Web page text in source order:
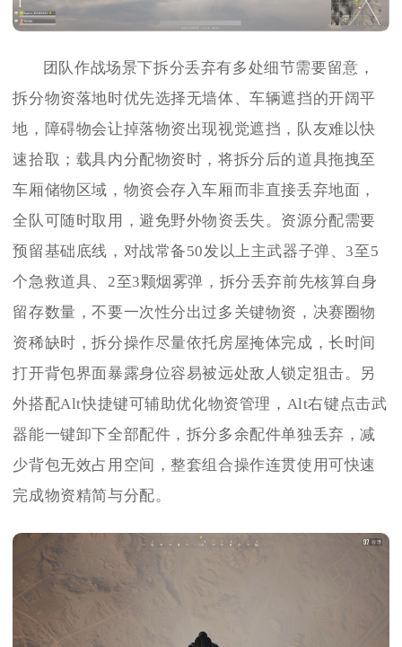
团队作战场景下拆分丢弃有多处细节需要留意，
拆分物资落地时优先选择无墙体、车辆遮挡的开阔平
地，障碍物会让掉落物资出现视觉遮挡，队友难以快
速拾取；载具内分配物资时，将拆分后的道具拖拽至
车厢储物区域，物资会存入车厢而非直接丢弃地面，
全队可随时取用，避免野外物资丢失。资源分配需要
预留基础底线，对战常备50发以上主武器子弹、3至5
个急救道具、2至3颗烟雾弹，拆分丢弃前先核算自身
留存数量，不要一次性分出过多关键物资，决赛圈物
资稀缺时，拆分操作尽量依托房屋掩体完成，长时间
打开背包界面暴露身位容易被远处敌人锁定狙击。另
外搭配Alt快捷键可辅助优化物资管理，Alt右键点击武
器能一键卸下全部配件，拆分多余配件单独丢弃，减
少背包无效占用空间，整套组合操作连贯使用可快速
完成物资精简与分配。